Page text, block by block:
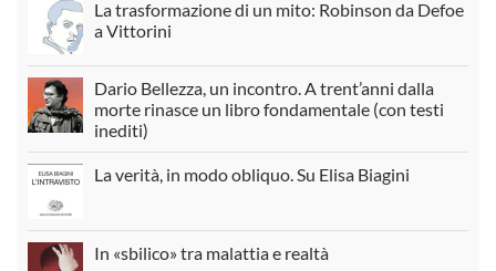
La trasformazione di un mito: Robinson da Defoe
a Vittorini
Dario Bellezza, un incontro. A trent’anni dalla
morte rinasce un libro fondamentale (con testi
inediti)
La verità, in modo obliquo. Su Elisa Biagini
In «sbilico» tra malattia e realtà